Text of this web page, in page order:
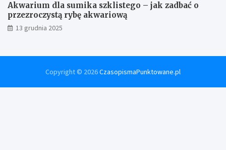
Akwarium dla sumika szklistego – jak zadbać o
przezroczystą rybę akwariową
13 grudnia 2025
Copyright © 2026CzasopismaPunktowane.pl